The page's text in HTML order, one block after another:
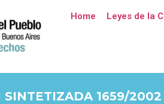
Home Leyes de la
SINTETIZADA 1659/2002